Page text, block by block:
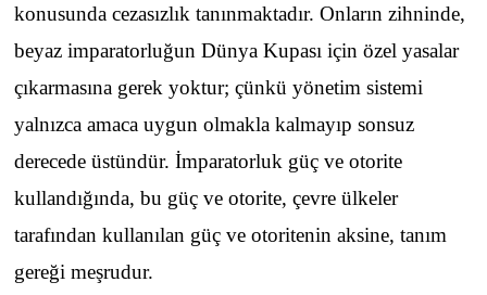
konusunda cezasızlık tanınmaktadır. Onların zihninde,
beyaz imparatorluğun Dünya Kupası için özel yasalar
çıkarmasına gerek yoktur; çünkü yönetim sistemi
yalnızca amaca uygun olmakla kalmayıp sonsuz
derecede üstündür. İmparatorluk güç ve otorite
kullandığında, bu güç ve otorite, çevre ülkeler
tarafından kullanılan güç ve otoritenin aksine, tanım
gereği meşrudur.